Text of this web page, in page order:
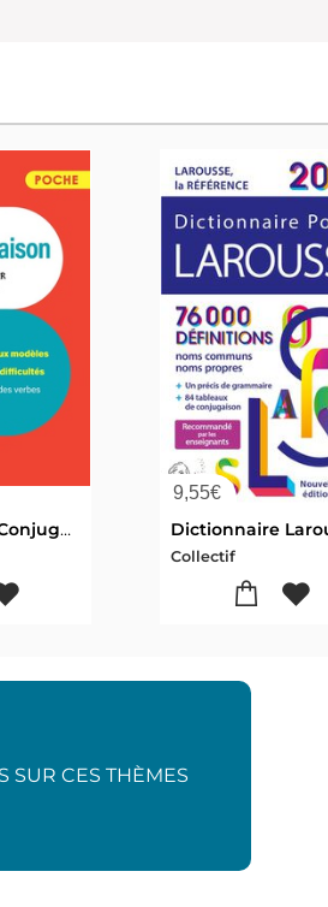
Bescherelle : Conjugaison
9,55€
Collectif
SUR CES THÈMES